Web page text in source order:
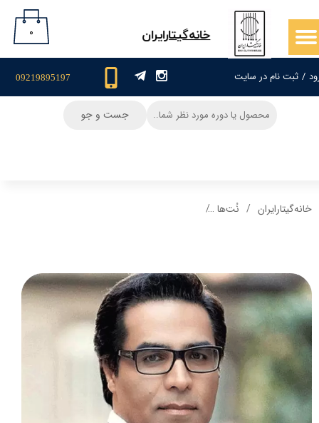
/ ثبت نام در سایت
حساب کاربری من
سفارشات
09219895197
​خانه‌گیتار‌ایران ۰
جست و جو
خانه‌گیتار‌ایران نُت‌ها